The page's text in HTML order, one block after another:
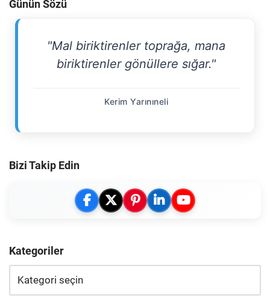
Günün Sözü
"Mal biriktirenler toprağa, mana
biriktirenler gönüllere sığar."
Kerim Yarınıneli
Bizi Takip Edin
Kategoriler